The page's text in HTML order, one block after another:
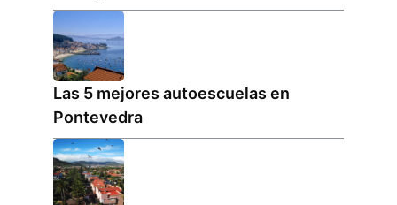
Las 5 mejores autoescuelas en
Pontevedra